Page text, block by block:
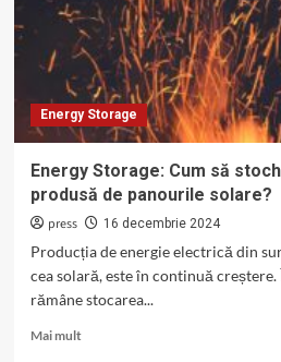
energetic
Energy Storage
Energy Storage: Cum să
produsă de panourile solare?
press 16 decembrie 2024
Producția de energie electrică din
cea solară, este în continuă
rămâne stocarea...
Mai multRead